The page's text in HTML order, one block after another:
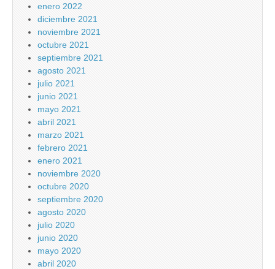
enero 2022
diciembre 2021
noviembre 2021
octubre 2021
septiembre 2021
agosto 2021
julio 2021
junio 2021
mayo 2021
abril 2021
marzo 2021
febrero 2021
enero 2021
noviembre 2020
octubre 2020
septiembre 2020
agosto 2020
julio 2020
junio 2020
mayo 2020
abril 2020